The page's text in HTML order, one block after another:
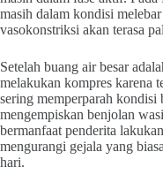
masih dalam kondisi
vasokonstriksi akan terasa
Setelah buang air besar
melakukan kompres karena
sering memperparah kondisi
mengempiskan benjolan
bermanfaat penderita
mengurangi gejala yang
hari.